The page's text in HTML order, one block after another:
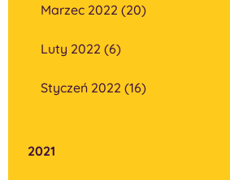
Marzec 2022 (20)
Luty 2022 (6)
Styczeń 2022 (16)
2021